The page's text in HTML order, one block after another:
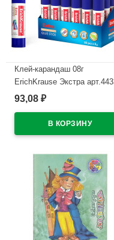
Клей-карандаш 08г
ErichKrause Экстра
(Ст.30)
93,08 ₽